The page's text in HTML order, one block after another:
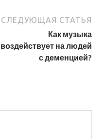
СЛЕДУЮЩАЯ СТАТЬЯ
Как музыка
воздействует на людей
с деменцией?